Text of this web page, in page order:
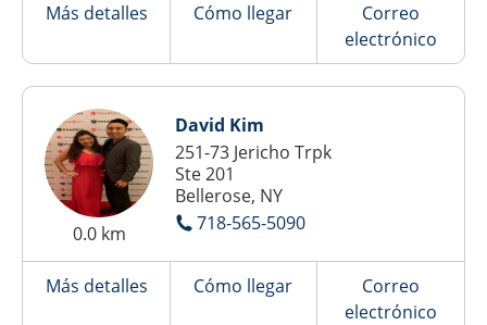
Más detalles Cómo llegar
Correo
electrónico
0.0 km
David Kim
251-73 Jericho Trpk
Ste 201
Bellerose, NY
718-565-5090
Más detalles Cómo llegar
Correo
electrónico